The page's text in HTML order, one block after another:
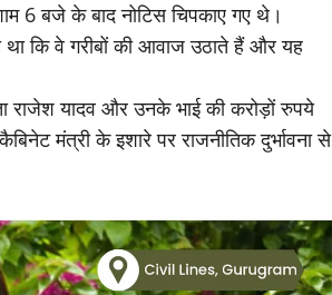
6 बजे के बाद नोटिस चिपकाए गए थे।
था कि वे गरीबों की आवाज उठाते हैं और यह
यादव और उनके भाई की करोड़ों रुपये
मंत्री के इशारे पर राजनीतिक दुर्भावना से